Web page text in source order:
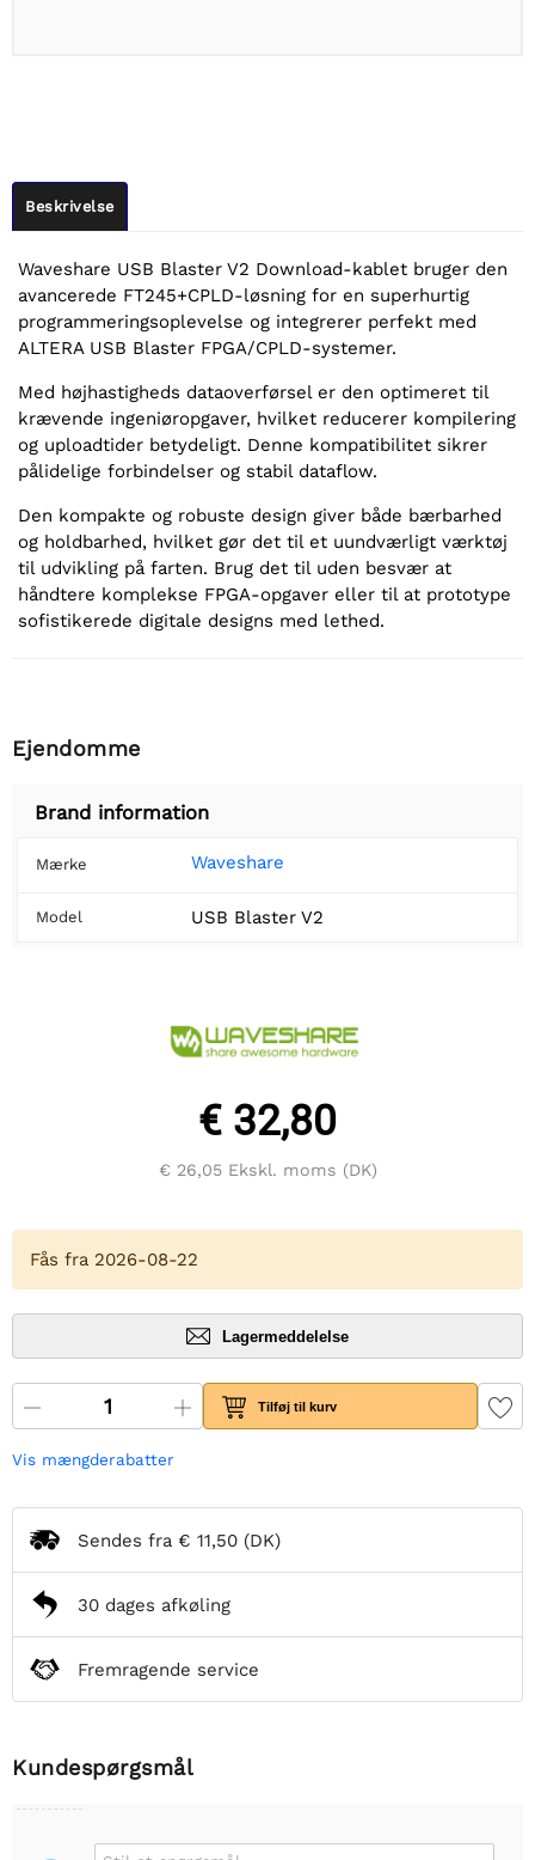
Beskrivelse
Waveshare USB Blaster V2 Download-kablet bruger den
avancerede FT245+CPLD-løsning for en superhurtig
programmeringsoplevelse og integrerer perfekt med
ALTERA USB Blaster FPGA/CPLD-systemer.
Med højhastigheds dataoverførsel er den optimeret til
krævende ingeniøropgaver, hvilket reducerer kompilering
og uploadtider betydeligt. Denne kompatibilitet sikrer
pålidelige forbindelser og stabil dataflow.
Den kompakte og robuste design giver både bærbarhed
og holdbarhed, hvilket gør det til et uundværligt værktøj
til udvikling på farten. Brug det til uden besvær at
håndtere komplekse FPGA-opgaver eller til at prototype
sofistikerede digitale designs med lethed.
Ejendomme
Brand information
Mærke Waveshare
Model USB Blaster V2
€ 32,80
€ 26,05Ekskl. moms (DK)
Fås fra 2026-08-22
Lagermeddelelse
Tilføj til kurv
Vis mængderabatter
Sendes fra € 11,50 (DK)
30 dages afkøling
Fremragende service
Kundespørgsmål